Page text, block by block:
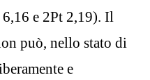
e 2Pt 2,19). Il
può, nello stato di
e